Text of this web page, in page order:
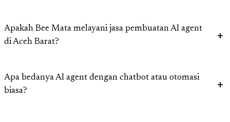
Apakah Bee Mata melayani jasa pembuatan AI agent
di Aceh Barat?
Apa bedanya AI agent dengan chatbot atau otomasi
biasa?